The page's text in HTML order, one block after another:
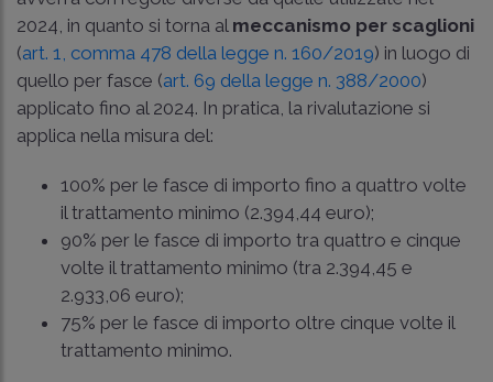
2024, in quanto si torna al meccanismo per scaglioni
(art. 1, comma 478 della legge n. 160/2019) in luogo di
quello per fasce (art. 69 della legge n. 388/2000)
applicato fino al 2024. In pratica, la rivalutazione si
applica nella misura del:
100% per le fasce di importo fino a quattro volte
il trattamento minimo (2.394,44 euro);
90% per le fasce di importo tra quattro e cinque
volte il trattamento minimo (tra 2.394,45 e
2.933,06 euro);
75% per le fasce di importo oltre cinque volte il
trattamento minimo.